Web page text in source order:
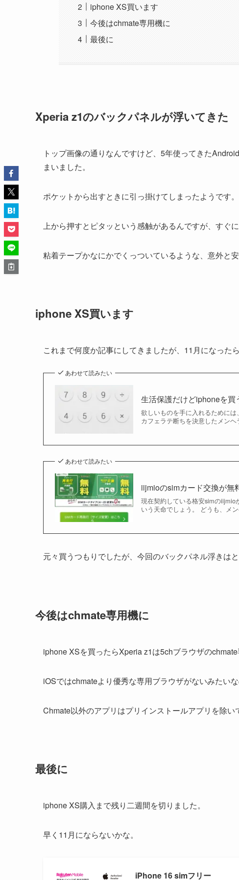
iphone XS買います
今後はchmate専用機に
最後に
Xperia z1のバックパネルが浮いてきた
トップ画像の通りなんですけど、5年使ってきた
まいました。
ポケットから出すときに引っ掛けてしまったようです。
上から押すとピタッという感触があるんですが、すぐ
粘着テープかなにかでくっついているような、意外と
iphone XS買います
これまで何度か記事にしてきましたが、11月になった
あわせて読みたい
生活保護だけどiphoneを
欲しいものを手に入れるために
カフェラテ断ちを決意したメン
あわせて読みたい
iijmioのsimカード交換が無
現在契約している格安simのiijmio
いう天命でしょう。 どうも、メ
元々買うつもりでしたが、今回のバックパネル浮きはと
今後はchmate専用機に
iphone XSを買ったらXperia z1は5chブラウザの
iOSではchmateより優秀な専用ブラウザがないみたいな
Chmate以外のアプリはプリインストールアプリを除い
最後に
iphone XS購入まで残り二週間を切りました。
早く11月にならないかな。
iPhone 16 simフリー